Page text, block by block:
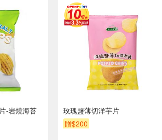
-岩燒海苔
玫瑰鹽薄切洋芋片
贈$200